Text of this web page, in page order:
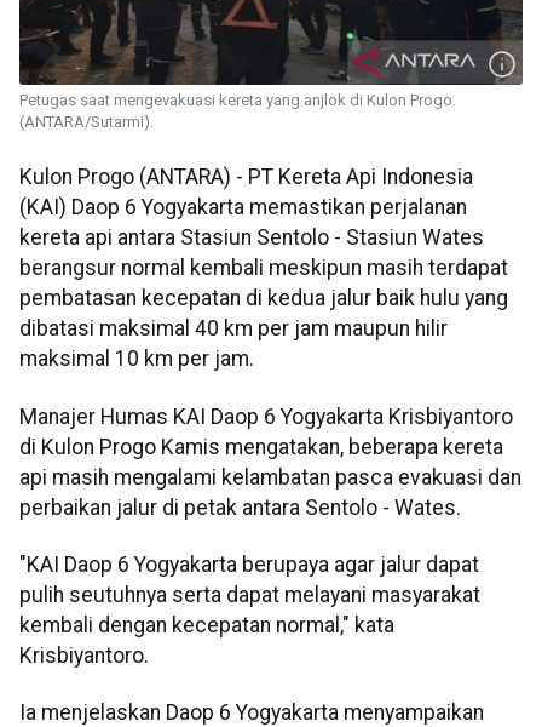
Petugas saat mengevakuasi kereta yang anjlok di Kulon Progo.
(ANTARA/Sutarmi).
Kulon Progo (ANTARA) - PT Kereta Api Indonesia
(KAI) Daop 6 Yogyakarta memastikan perjalanan
kereta api antara Stasiun Sentolo - Stasiun Wates
berangsur normal kembali meskipun masih terdapat
pembatasan kecepatan di kedua jalur baik hulu yang
dibatasi maksimal 40 km per jam maupun hilir
maksimal 10 km per jam.
Manajer Humas KAI Daop 6 Yogyakarta Krisbiyantoro
di Kulon Progo Kamis mengatakan, beberapa kereta
api masih mengalami kelambatan pasca evakuasi dan
perbaikan jalur di petak antara Sentolo - Wates.
"KAI Daop 6 Yogyakarta berupaya agar jalur dapat
pulih seutuhnya serta dapat melayani masyarakat
kembali dengan kecepatan normal," kata
Krisbiyantoro.
Ia menjelaskan Daop 6 Yogyakarta menyampaikan